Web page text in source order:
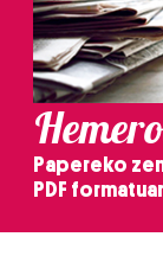
Papereko
PDF